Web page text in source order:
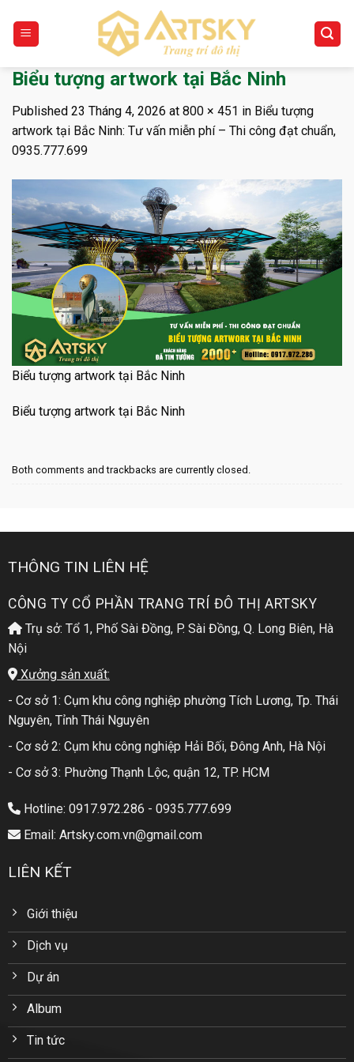
content
Biểu tượng artwork tại Bắc Ninh
Published 23 Tháng 4, 2026 at 800 × 451 in Biểu tượng
artwork tại Bắc Ninh: Tư vấn miễn phí – Thi công đạt chuẩn,
0935.777.699
Biểu tượng artwork tại Bắc Ninh
Biểu tượng artwork tại Bắc Ninh
Both comments and trackbacks are currently closed.
THÔNG TIN LIÊN HỆ
CÔNG TY CỔ PHẦN TRANG TRÍ ĐÔ THỊ ARTSKY
Trụ sở: Tổ 1, Phố Sài Đồng, P. Sài Đồng, Q. Long Biên, Hà
Nội
Xưởng sản xuất:
- Cơ sở 1: Cụm khu công nghiệp phường Tích Lương, Tp. Thái
Nguyên, Tỉnh Thái Nguyên
- Cơ sở 2: Cụm khu công nghiệp Hải Bối, Đông Anh, Hà Nội
- Cơ sở 3: Phường Thạnh Lộc, quận 12, TP. HCM
Hotline: 0917.972.286 - 0935.777.699
Email: Artsky.com.vn@gmail.com
LIÊN KẾT
Giới thiệu
Dịch vụ
Dự án
Album
Tin tức